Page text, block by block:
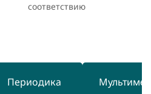
соответствию
Периодика